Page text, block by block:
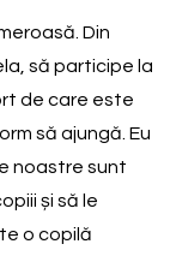
Din
să participe la
de care este
să ajungă. Eu
noastre sunt
și să le
o copilă